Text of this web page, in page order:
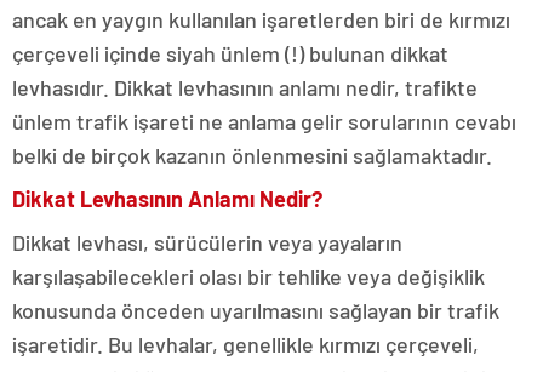
ancak en yaygın kullanılan işaretlerden biri de kırmızı
çerçeveli içinde siyah ünlem (!) bulunan dikkat
levhasıdır. Dikkat levhasının anlamı nedir, trafikte
ünlem trafik işareti ne anlama gelir sorularının cevabı
belki de birçok kazanın önlenmesini sağlamaktadır.
Dikkat Levhasının Anlamı Nedir?
Dikkat levhası, sürücülerin veya yayaların
karşılaşabilecekleri olası bir tehlike veya değişiklik
konusunda önceden uyarılmasını sağlayan bir trafik
işaretidir. Bu levhalar, genellikle kırmızı çerçeveli,